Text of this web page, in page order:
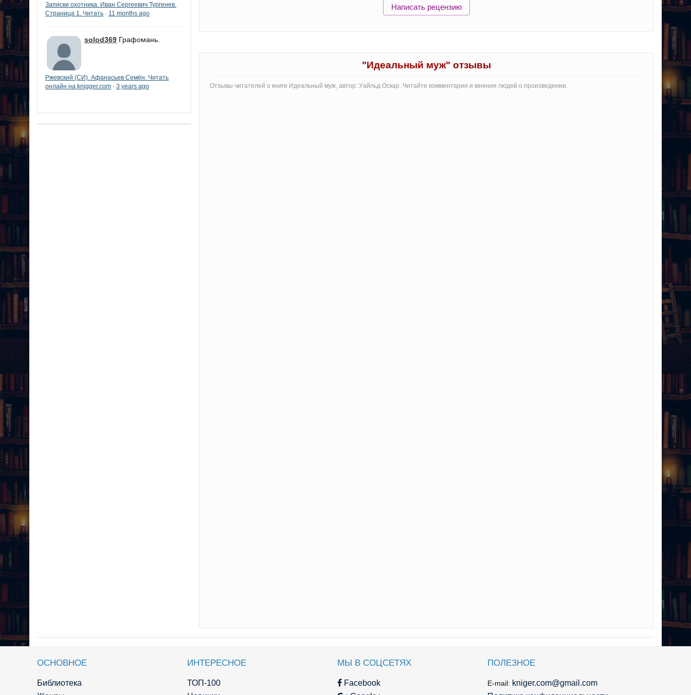
Записки охотника. Иван Сергеевич Тургенев.
Страница 1. Читать · 11 months ago
solod369 Графомань.
Ржевский (СИ). Афанасьев Семён. Читать
онлайн на knigger.com · 3 years ago
Написать рецензию
"Идеальный муж" отзывы
Отзывы читателей о книге Идеальный муж, автор: Уайльд Оскар. Читайте комментарии и мнения людей о произведении.
ОСНОВНОЕ
Библиотека
ИНТЕРЕСНОЕ
ТОП-100
МЫ В СОЦСЕТЯХ
Facebook
ПОЛЕЗНОЕ
E-mail: kniger.com@gmail.com